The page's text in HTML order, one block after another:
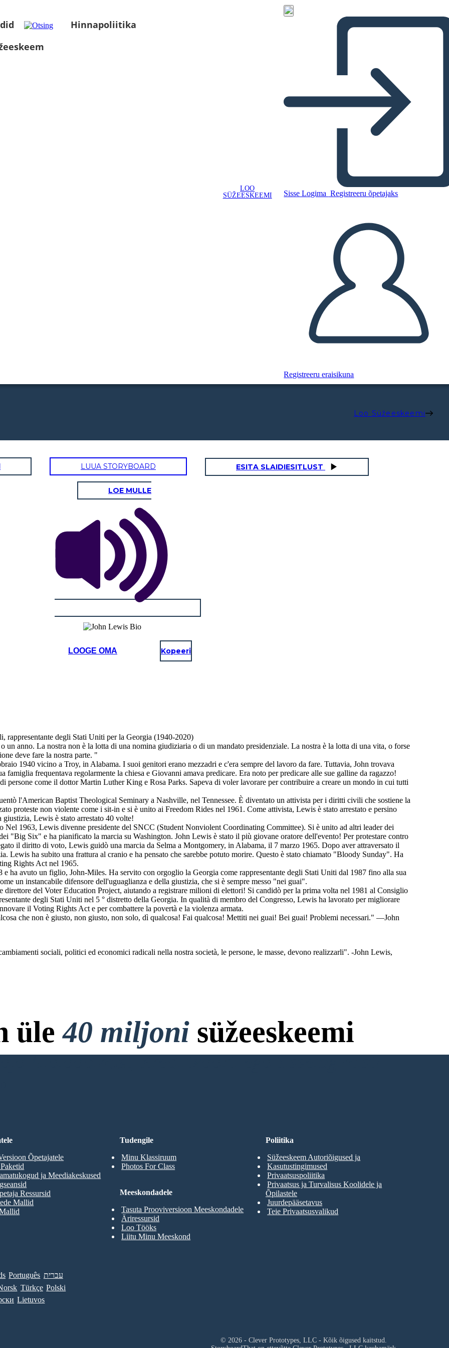
Hinnapoliitika
LOO
SÜŽEESKEEMI
Sisse Logima Registreeru õpetajaks
Registreeru eraisikuna
Loo Süžeeskeemi
LUUA STORYBOARD ESITA SLAIDIESITLUST
LOE MULLE
LOOGE OMA Kopeeri
rappresentante degli Stati Uniti per la Georgia (1940-2020)
un anno. La nostra non è la lotta di una nomina giudiziaria o di un mandato presidenziale. La nostra è la lotta di una vita, o forse
deve fare la nostra parte. "
1940 vicino a Troy, in Alabama. I suoi genitori erano mezzadri e c'era sempre del lavoro da fare. Tuttavia, John trovava
famiglia frequentava regolarmente la chiesa e Giovanni amava predicare. Era noto per predicare alle sue galline da ragazzo!
persone come il dottor Martin Luther King e Rosa Parks. Sapeva di voler lavorare per contribuire a creare un mondo in cui tutti
l'American Baptist Theological Seminary a Nashville, nel Tennessee. È diventato un attivista per i diritti civili che sostiene la
proteste non violente come i sit-in e si è unito ai Freedom Rides nel 1961. Come attivista, Lewis è stato arrestato e persino
Lewis è stato arrestato 40 volte!
Nel 1963, Lewis divenne presidente del SNCC (Student Nonviolent Coordinating Committee). Si è unito ad altri leader dei
"Big Six" e ha pianificato la marcia su Washington. John Lewis è stato il più giovane oratore dell'evento! Per protestare contro
il diritto di voto, Lewis guidò una marcia da Selma a Montgomery, in Alabama, il 7 marzo 1965. Dopo aver attraversato il
Lewis ha subito una frattura al cranio e ha pensato che sarebbe potuto morire. Questo è stato chiamato "Bloody Sunday". Ha
Rights Act nel 1965.
ha avuto un figlio, John-Miles. Ha servito con orgoglio la Georgia come rappresentante degli Stati Uniti dal 1987 fino alla sua
un instancabile difensore dell'uguaglianza e della giustizia, che si è sempre messo "nei guai".
del Voter Education Project, aiutando a registrare milioni di elettori! Si candidò per la prima volta nel 1981 al Consiglio
degli Stati Uniti nel 5 ° distretto della Georgia. In qualità di membro del Congresso, Lewis ha lavorato per migliorare
il Voting Rights Act e per combattere la povertà e la violenza armata.
che non è giusto, non giusto, non solo, dì qualcosa! Fai qualcosa! Mettiti nei guai! Bei guai! Problemi necessari." —John
sociali, politici ed economici radicali nella nostra società, le persone, le masse, devono realizzarli". -John Lewis,
üle40 miljoni süžeeskeemi
Allalaadimist, Krediitkaarti ega Sisselogimist!
Tudengile
Minu Klassiruum
Photos For Class
Õpetajatele
ja Meediakeskused
Ressursid
Mallid
Meeskondadele
Tasuta Prooviversioon Meeskondadele
Äriressursid
Loo Tööks
Liitu Minu Meeskond
Poliitika
Süžeeskeem Autoriõigused ja
Kasutustingimused
Privaatsuspoliitika
Privaatsus ja Turvalisus Koolidele ja
Õpilastele
Juurdepääsetavus
Teie Privaatsusvalikud
Português עברית
Türkçe Polski
Lietuvos
© 2026 - Clever Prototypes, LLC - Kõik õigused kaitstud.